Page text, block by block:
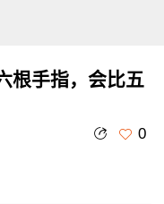
根手指，会比五
0